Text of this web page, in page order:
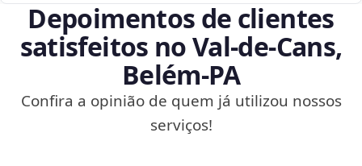
Depoimentos de clientes
satisfeitos no Val-de-Cans,
Belém‑PA
Confira a opinião de quem já utilizou nossos
serviços!